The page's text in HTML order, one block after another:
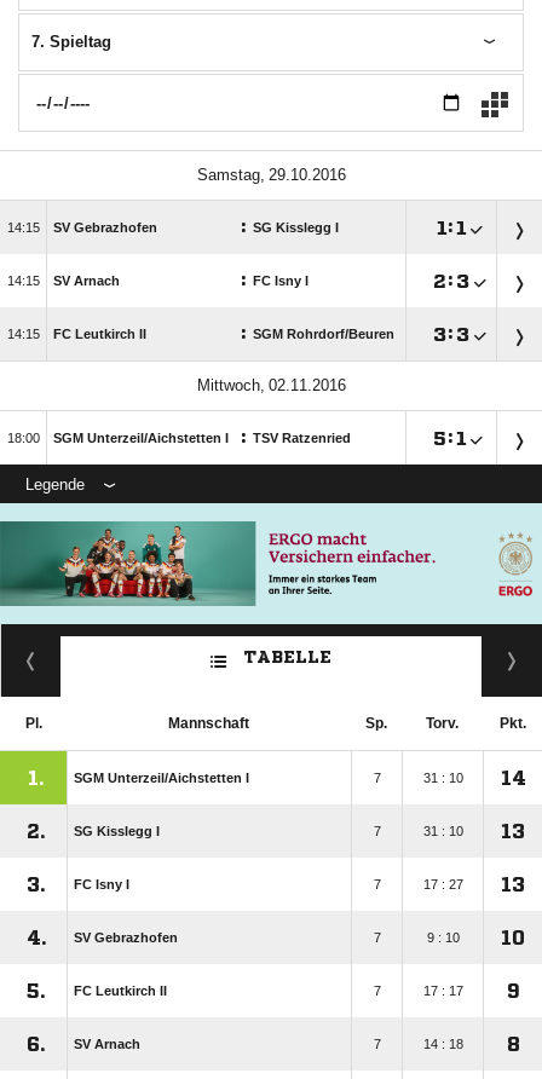
7. Spieltag
 
 SV Gebrazhofen : SG Kisslegg I  :
 SV Arnach : FC Isny I : 
 FC Leutkirch II : SGM Rohrdorf/​Beuren : 
 
 SGM Unterzeil/​Aichstetten I : TSV Ratzenried :
Legende
TABELLE
Pl. Mannschaft Sp. Torv. Pkt.
1. SGM Unterzeil/​Aichstetten I 7 31 : 10 14
2. SG Kisslegg I 7 31 : 10 13
3. FC Isny I 7 17 : 27 13
4. SV Gebrazhofen 7 9 : 10 10
5. FC Leutkirch II 7 17 : 17 9
6. SV Arnach 7 14 : 18 8